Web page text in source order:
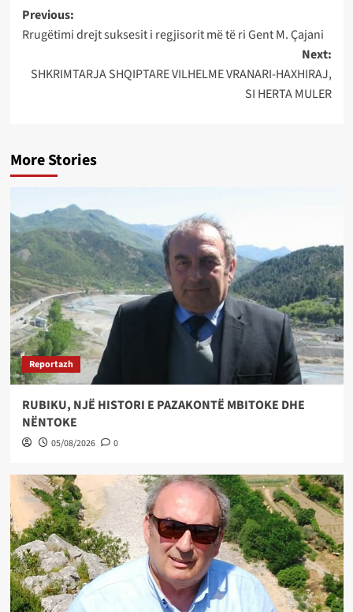
Post
navigation
Previous:
Rrugëtimi drejt suksesit i regjisorit më të ri Gent M. Çajani
Next:
SHKRIMTARJA SHQIPTARE VILHELME VRANARI-HAXHIRAJ,
SI HERTA MULER
More Stories
Reportazh
RUBIKU, NJË HISTORI E PAZAKONTË MBITOKE DHE
NËNTOKE
05/08/2026 0